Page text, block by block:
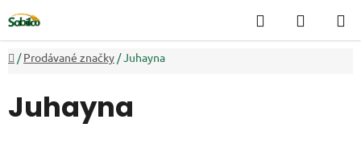
na
obsah
Hledat
KOŠÍK
Domů
/ Prodávané značky /Juhayna
Juhayna